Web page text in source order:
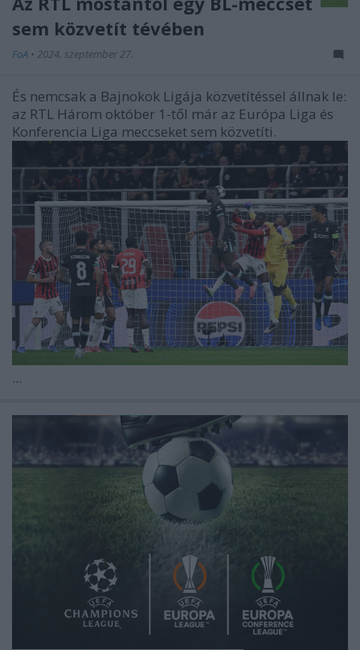
sem közvetít tévében
FoA • 2024. szeptember 27.
És nemcsak a Bajnokok Ligája közvetítéssel állnak le:
az RTL Három október 1-től már az Európa Liga és
Konferencia Liga meccseket sem közvetíti.
...